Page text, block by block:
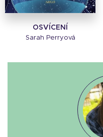
OSVÍCENÍ
Sarah Perryová